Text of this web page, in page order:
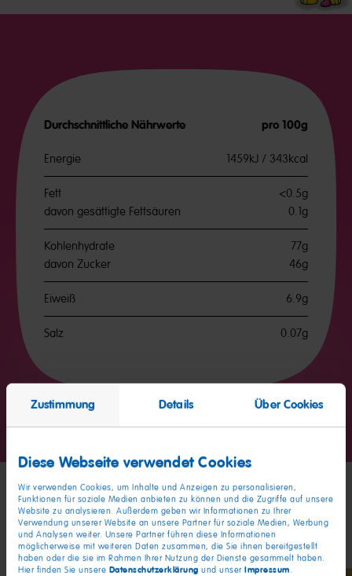
Zustimmung Details Über Cookies
Diese Webseite verwendet Cookies
Wir verwenden Cookies, um Inhalte und Anzeigen zu personalisieren,
Funktionen für soziale Medien anbieten zu können und die Zugriffe auf unsere
Website zu analysieren. Außerdem geben wir Informationen zu Ihrer
Verwendung unserer Website an unsere Partner für soziale Medien, Werbung
und Analysen weiter. Unsere Partner führen diese Informationen
möglicherweise mit weiteren Daten zusammen, die Sie ihnen bereitgestellt
haben oder die sie im Rahmen Ihrer Nutzung der Dienste gesammelt haben.
Hier finden Sie unsere Datenschutzerklärung und unser Impressum.
Durchschnittliche Nährwerte pro 100g
Energie 1459kJ / 343kcal
Fett
<0.5g
davon gesättigte Fettsäuren
0.1g
Kohlenhydrate
77g
davon Zucker
46g
Eiweiß 6.9g
Salz 0.07g
1
2
3
Meine Freunde